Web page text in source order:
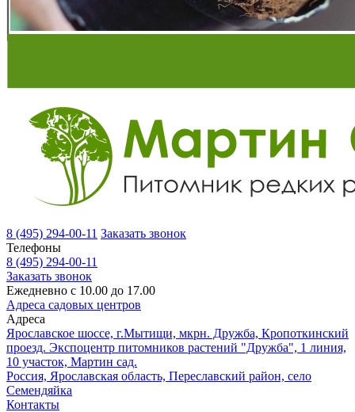
8 (495) 294-00-11 Заказать звонок
Телефоны
8 (495) 294-00-11
Заказать звонок
Ежедневно с 10.00 до 17.00
Адреса садовых центров
Адреса
Ярославское шоссе, г.Мытищи, мкрн. Дружба, Кропоткинский
проезд. Экспоцентр питомников растений "Дружба", 1 линия,
10 участок, Мартин сад.
Россия, Ярославская область, Переславский район, село
Семендяйка
Контакты